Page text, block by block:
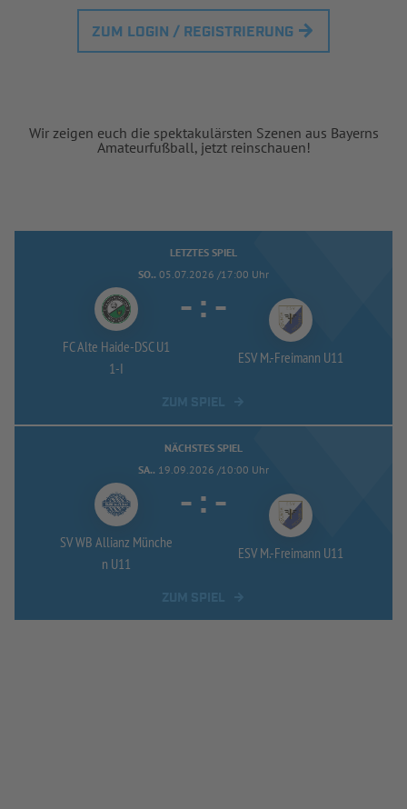
ZUM LOGIN / REGISTRIERUNG
Wir zeigen euch die spektakulärsten Szenen aus Bayerns
Amateurfußball, jetzt reinschauen!
LETZTES SPIEL
SO.. 05.07.2026 /17:00 Uhr
FC Alte Haide-DSC U1
1-I
- : -
ESV M.-Freimann U11
NÄCHSTES SPIEL
SA.. 19.09.2026 /10:00 Uhr
SV WB Allianz Münche
n U11
- : -
ESV M.-Freimann U11